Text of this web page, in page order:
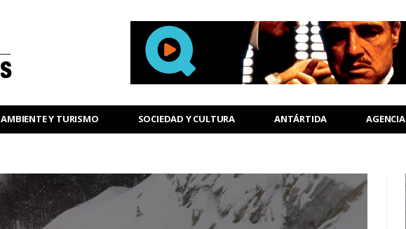
AMBIENTE Y TURISMO SOCIEDAD Y CULTURA ANTÁRTIDA AGENCIA